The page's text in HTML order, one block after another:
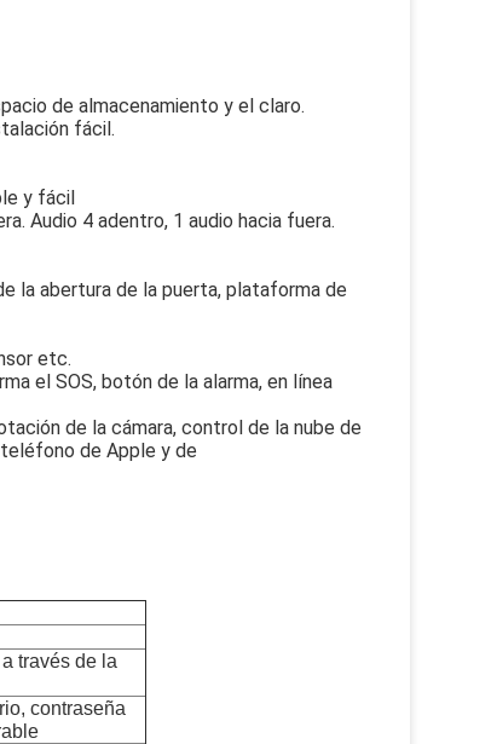
de almacenamiento y el claro.
fácil.
y fácil
Audio 4 adentro, 1 audio hacia fuera.
la abertura de la puerta, plataforma de
etc.
el SOS, botón de la alarma, en línea
de la cámara, control de la nube de
de Apple y de
través de la
contraseña